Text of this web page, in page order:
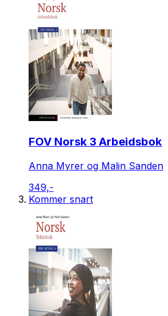
FOV Norsk 3 Arbeidsbok
Anna Myrer og Malin Sanden
349,-
Kommer snart